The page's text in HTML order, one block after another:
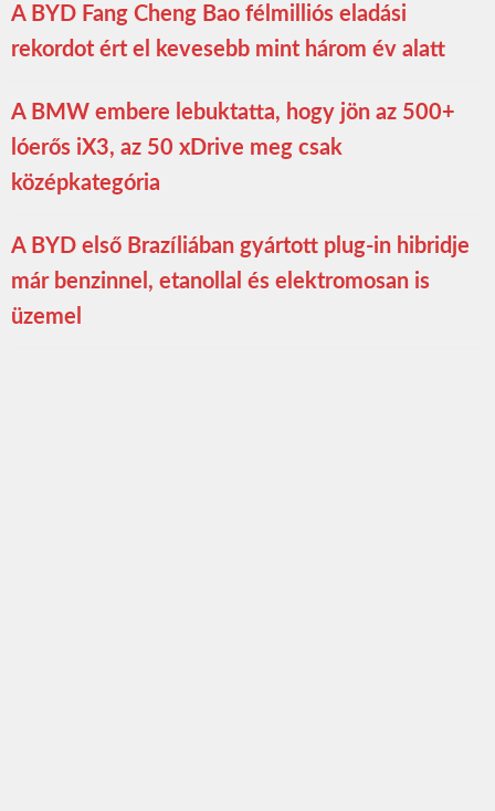
A BYD Fang Cheng Bao félmilliós eladási
rekordot ért el kevesebb mint három év alatt
A BMW embere lebuktatta, hogy jön az 500+
lóerős iX3, az 50 xDrive meg csak
középkategória
A BYD első Brazíliában gyártott plug-in hibridje
már benzinnel, etanollal és elektromosan is
üzemel